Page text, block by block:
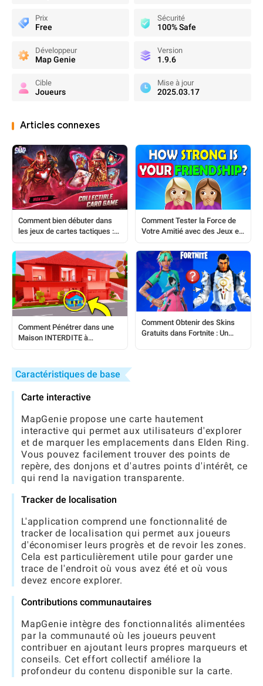
Prix
Free
Sécurité
100% Safe
Développeur
Map Genie
Version
1.9.6
Cible
Joueurs
Mise à jour
2025.03.17
Articles connexes
Comment bien débuter dans
les jeux de cartes tactiques :
nouveaux joueurs
Comment Tester la Force de
Votre Amitié avec des Jeux et
Comment Pénétrer dans une
Maison INTERDITE à
Comment Obtenir des Skins
Gratuits dans Fortnite : Un
Caractéristiques de base
Carte interactive
MapGenie propose une carte hautement
interactive qui permet aux utilisateurs d'explorer
et de marquer les emplacements dans Elden Ring.
Vous pouvez facilement trouver des points de
repère, des donjons et d'autres points d'intérêt, ce
qui rend la navigation transparente.
Tracker de localisation
L'application comprend une fonctionnalité de
tracker de localisation qui permet aux joueurs
d'économiser leurs progrès et de revoir les zones.
Cela est particulièrement utile pour garder une
trace de l'endroit où vous avez été et où vous
devez encore explorer.
Contributions communautaires
MapGenie intègre des fonctionnalités alimentées
par la communauté où les joueurs peuvent
contribuer en ajoutant leurs propres marqueurs et
conseils. Cet effort collectif améliore la
profondeur du contenu disponible sur la carte.